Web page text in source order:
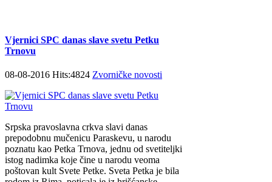
Vjernici SPC danas slave svetu Petku
Trnovu
08-08-2016 Hits:4824 Zvorničke novosti
Srpska pravoslavna crkva slavi danas
prepodobnu mučenicu Paraskevu, u narodu
poznatu kao Petka Trnova, jednu od svetiteljki
istog nadimka koje čine u narodu veoma
poštovan kult Svete Petke. Sveta Petka je bila